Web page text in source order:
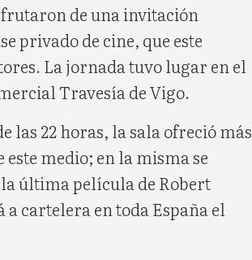
de una invitación
privado de cine, que este
La jornada tuvo lugar en el
Travesía de Vigo.
las 22 horas, la sala ofreció más
este medio; en la misma se
última película de Robert
a cartelera en toda España el